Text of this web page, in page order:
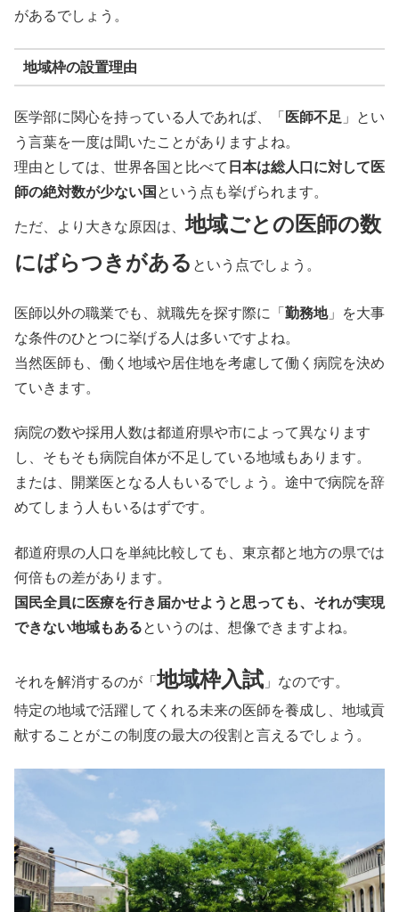
があるでしょう。
地域枠の設置理由
医学部に関心を持っている人であれば、「 医師不足 」とい
う言葉を一度は聞いたことがありますよね。
理由としては、世界各国と比べて 日本は総人口に対して医
師の絶対数が少ない国 という点も挙げられます。
ただ、より大きな原因は、地域ごとの医師の数
にばらつきがある という点でしょう。
医師以外の職業でも、就職先を探す際に「 勤務地」を大事
な条件のひとつに挙げる人は多いですよね。
当然医師も、働く地域や居住地を考慮して働く病院を決め
ていきます。
病院の数や採用人数は都道府県や市によって異なります
し、そもそも病院自体が不足している地域もあります。
または、開業医となる人もいるでしょう。途中で病院を辞
めてしまう人もいるはずです。
都道府県の人口を単純比較しても、東京都と地方の県では
何倍もの差があります。
国民全員に医療を行き届かせようと思っても、それが実現
できない地域もあるというのは、想像できますよね。
それを解消するのが「地域枠入試 」なのです。
特定の地域で活躍してくれる未来の医師を養成し、地域貢
献することがこの制度の最大の役割と言えるでしょう。